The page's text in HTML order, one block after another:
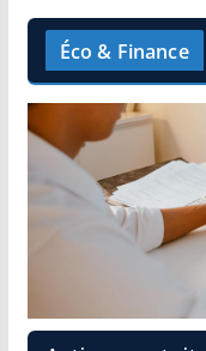
Éco & Finance